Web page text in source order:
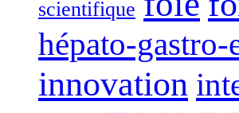
scientifique
hépato-
innovation